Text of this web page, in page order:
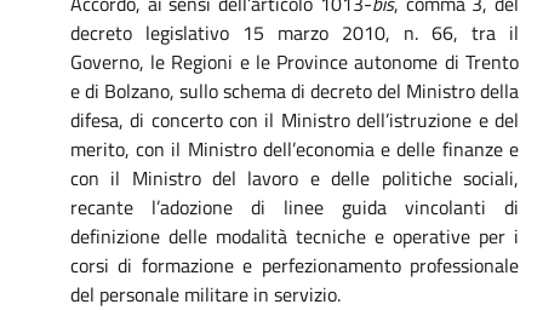
decreto legislativo 15 marzo 2010, n. 66, tra il
Governo, le Regioni e le Province autonome di Trento
e di Bolzano, sullo schema di decreto del Ministro della
difesa, di concerto con il Ministro dell’istruzione e del
merito, con il Ministro dell’economia e delle finanze e
con il Ministro del lavoro e delle politiche sociali,
recante l’adozione di linee guida vincolanti di
definizione delle modalità tecniche e operative per i
corsi di formazione e perfezionamento professionale
del personale militare in servizio.